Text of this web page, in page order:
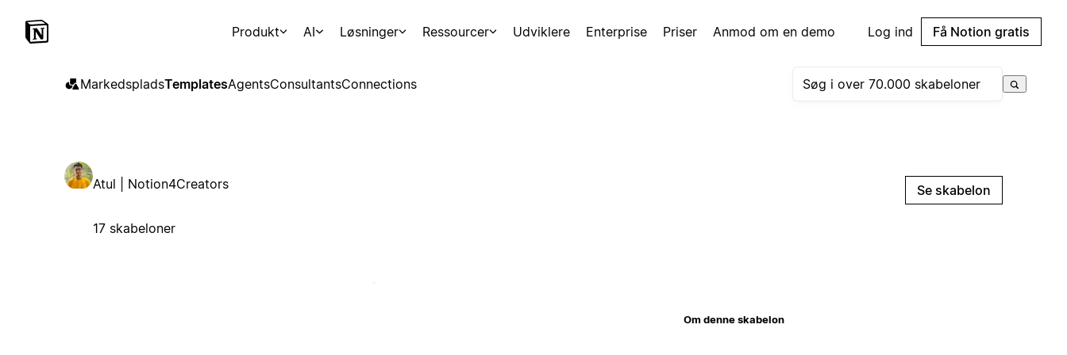
Produkt AI Løsninger Ressourcer Udviklere Enterprise Priser Anmod om en demo Log ind Få Notion gratis
MarkedspladsTemplatesAgentsConsultantsConnections
Atul | Notion4Creators
17 skabeloner
Se skabelon
Om denne skabelon